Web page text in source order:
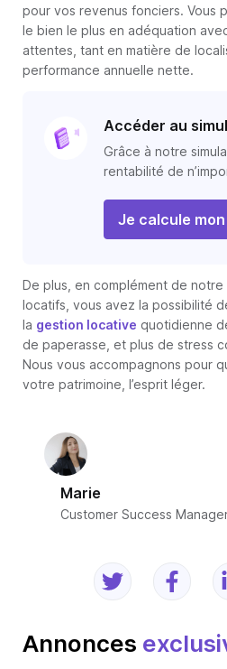
pour vos revenus fonciers. Vous
le bien le plus en adéquation
attentes, tant en matière de
performance annuelle nette.
Accéder au
Grâce à notre
rentabilité de
Je calcule
De plus, en complément de
locatifs, vous avez la possibilité
la gestion locative quotidienne
de paperasse, et plus de stress
Nous vous accompagnons pour
votre patrimoine, l’esprit léger.
Marie
Customer Success
Annonces